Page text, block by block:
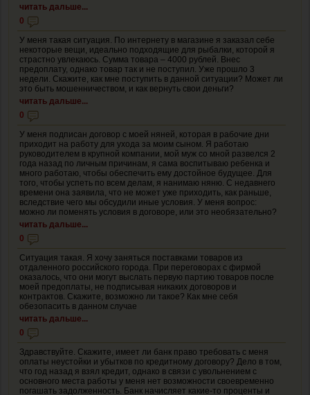
читать дальше...
0
У меня такая ситуация. По интернету в магазине я заказал себе
некоторые вещи, идеально подходящие для рыбалки, которой я
страстно увлекаюсь. Сумма товара – 4000 рублей. Внес
предоплату, однако товар так и не поступил. Уже прошло 3
недели. Скажите, как мне поступить в данной ситуации? Может ли
это быть мошенничеством, и как вернуть свои деньги?
читать дальше...
0
У меня подписан договор с моей няней, которая в рабочие дни
приходит на работу для ухода за моим сыном. Я работаю
руководителем в крупной компании, мой муж со мной развелся 2
года назад по личным причинам, я сама воспитываю ребенка и
много работаю, чтобы обеспечить ему достойное будущее. Для
того, чтобы успеть по всем делам, я нанимаю няню. С недавнего
времени она заявила, что не может уже приходить, как раньше,
вследствие чего мы обсудили иные условия. У меня вопрос:
можно ли поменять условия в договоре, или это необязательно?
читать дальше...
0
Ситуация такая. Я хочу заняться поставками товаров из
отдаленного российского города. При переговорах с фирмой
оказалось, что они могут выслать первую партию товаров после
моей предоплаты, не подписывая никаких договоров и
контрактов. Скажите, возможно ли такое? Как мне себя
обезопасить в данном случае
читать дальше...
0
Здравствуйте. Скажите, имеет ли банк право требовать с меня
оплаты неустойки и убытков по кредитному договору? Дело в том,
что год назад я взял кредит, однако в связи с увольнением с
основного места работы у меня нет возможности своевременно
погашать задолженность. Банк начисляет какие-то проценты и